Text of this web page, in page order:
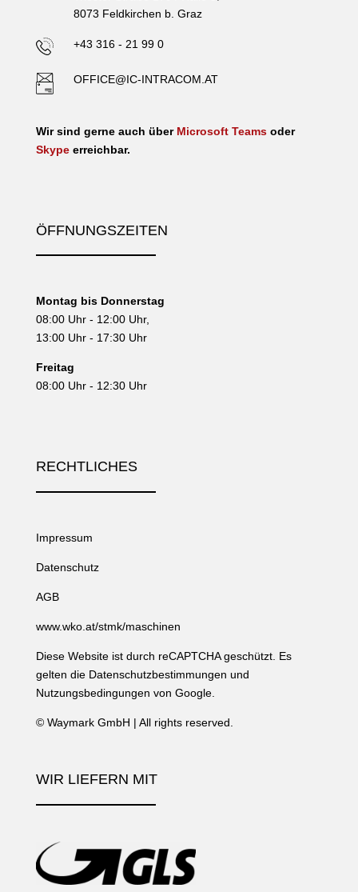
WIR LIEFERN MIT
8073 Feldkirchen b. Graz
+43 316 - 21 99 0
OFFICE@IC-INTRACOM.AT
Wir sind gerne auch über Microsoft Teamsoder
Skypeerreichbar.
ÖFFNUNGSZEITEN
Montag bis Donnerstag
08:00 Uhr - 12:00 Uhr,
13:00 Uhr - 17:30 Uhr
Freitag
08:00 Uhr - 12:30 Uhr
RECHTLICHES
Impressum
Datenschutz
AGB
www.wko.at/stmk/maschinen
Diese Website ist durch reCAPTCHA geschützt. Es
gelten die Datenschutzbestimmungen und
Nutzungsbedingungen von Google.
© Waymark GmbH | All rights reserved.